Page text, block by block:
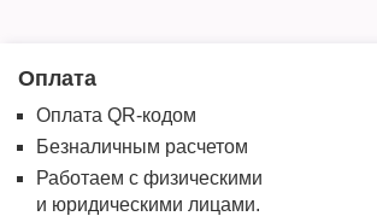
Оплата
Оплата QR-кодом
Безналичным расчетом
Работаем с физическими
и юридическими лицами.